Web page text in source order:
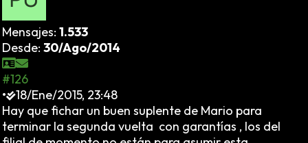
Mensajes: 1.533
Desde: 30/Ago/2014
#126
•
18/Ene/2015, 23:48
Hay que fichar un buen suplente de Mario para
terminar la segunda vuelta con garantías , los del